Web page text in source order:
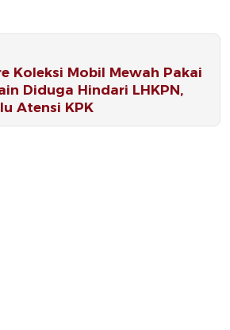
Koleksi Mobil Mewah Pakai
Diduga Hindari LHKPN,
Atensi KPK